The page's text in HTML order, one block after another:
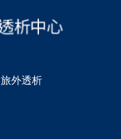
旅外透析